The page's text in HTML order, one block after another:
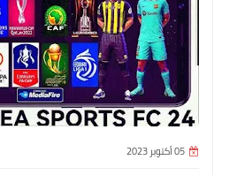
05 أكتوبر 2023